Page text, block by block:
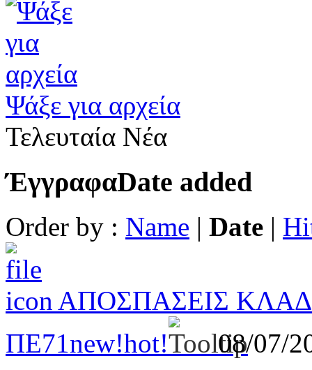
Ψάξε για αρχεία
Τελευταία Νέα
ΈγγραφαDate added
Order by : Name | Date |
ΑΠΟΣΠΑΣΕΙΣ
ΠΕ71new!hot!
08/07/